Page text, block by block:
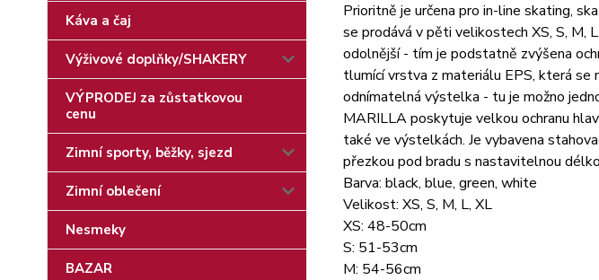
Káva a čaj
Výživové doplňky/SHAKERY
VÝPRODEJ za zůstatkovou
cenu
Zimní sporty, běžky, sjezd
Zimní oblečení
Nesmeky
BAZAR
Prioritně je určena pro in-line skating,
se prodává v pěti velikostech XS, S, M,
odolnější - tím je podstatně zvýšena
tlumící vrstva z materiálu EPS, která se
odnímatelná výstelka - tu je možno
MARILLA poskytuje velkou ochranu
také ve výstelkách. Je vybavena
přezkou pod bradu s nastavitelnou
Barva: black, blue, green, white
Velikost: XS, S, M, L, XL
XS: 48-50cm
S: 51-53cm
M: 54-56cm